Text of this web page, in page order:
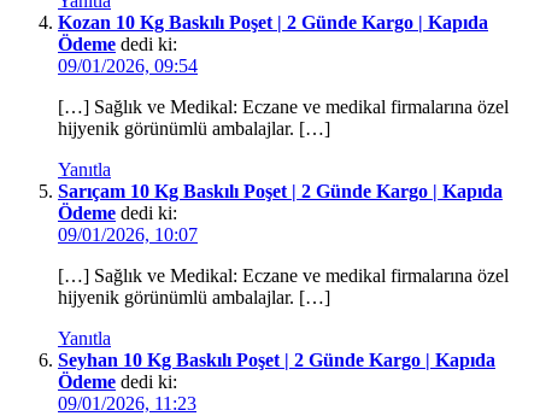
Kozan 10 Kg Baskılı Poşet | 2 Günde Kargo | Kapıda
Ödeme dedi ki:
09/01/2026, 09:54
[…] Sağlık ve Medikal: Eczane ve medikal firmalarına özel
hijyenik görünümlü ambalajlar. […]
Yanıtla
Sarıçam 10 Kg Baskılı Poşet | 2 Günde Kargo | Kapıda
Ödeme dedi ki:
09/01/2026, 10:07
[…] Sağlık ve Medikal: Eczane ve medikal firmalarına özel
hijyenik görünümlü ambalajlar. […]
Yanıtla
Seyhan 10 Kg Baskılı Poşet | 2 Günde Kargo | Kapıda
Ödeme dedi ki:
09/01/2026, 11:23